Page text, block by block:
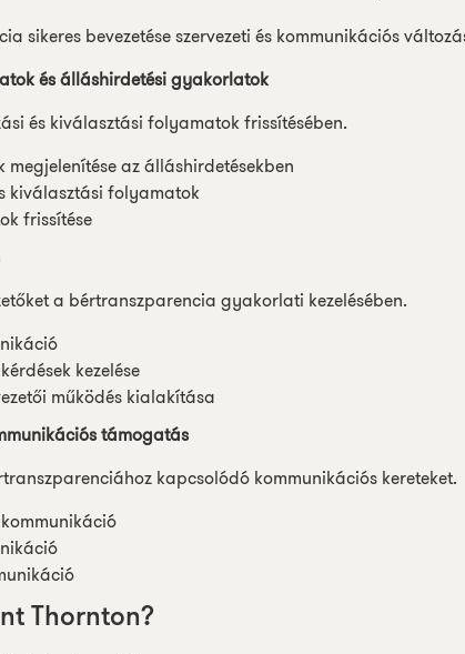
sikeres bevezetése szervezeti és kommunikációs
és álláshirdetési gyakorlatok
és kiválasztási folyamatok frissítésében.
az álláshirdetésekben
kiválasztási folyamatok
frissítése
a bértranszparencia gyakorlati kezelésében.
kezelése
működés kialakítása
támogatás
kapcsolódó kommunikációs kereteket.
Thornton?